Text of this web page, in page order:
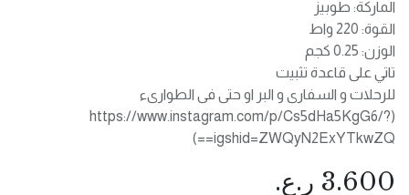
الماركة: طوبيز
القوة: 220 واط
الوزن: 0.25 كجم
تاتي على قاعدة تثبيت
للرحلات و السفارى و البر او حتى فى الطوارىء
(https://www.instagram.com/p/Cs5dHa5KgG6/?
igshid=ZWQyN2ExYTkwZQ==)
3.600 ر.ع.